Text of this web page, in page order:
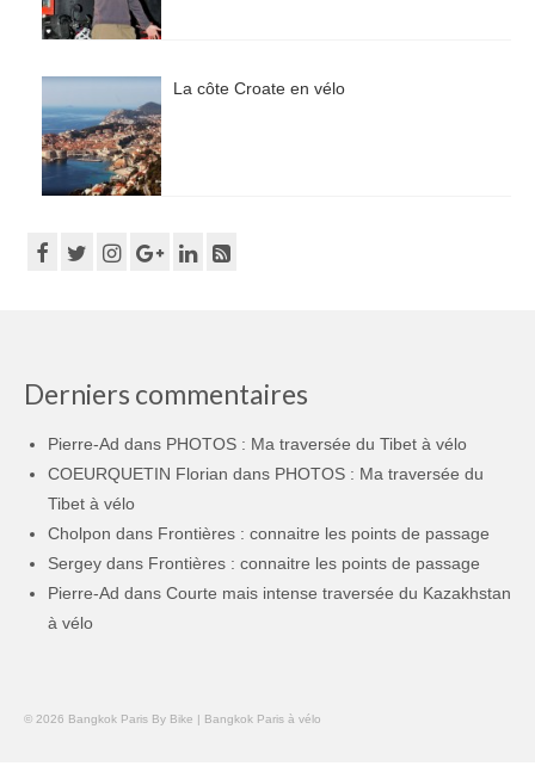
La côte Croate en vélo
Derniers commentaires
Pierre-Ad dans PHOTOS : Ma traversée du Tibet à vélo
COEURQUETIN Florian dans PHOTOS : Ma traversée du
Tibet à vélo
Cholpon dans Frontières : connaitre les points de passage
Sergey dans Frontières : connaitre les points de passage
Pierre-Ad dans Courte mais intense traversée du Kazakhstan
à vélo
© 2026 Bangkok Paris By Bike | Bangkok Paris à vélo